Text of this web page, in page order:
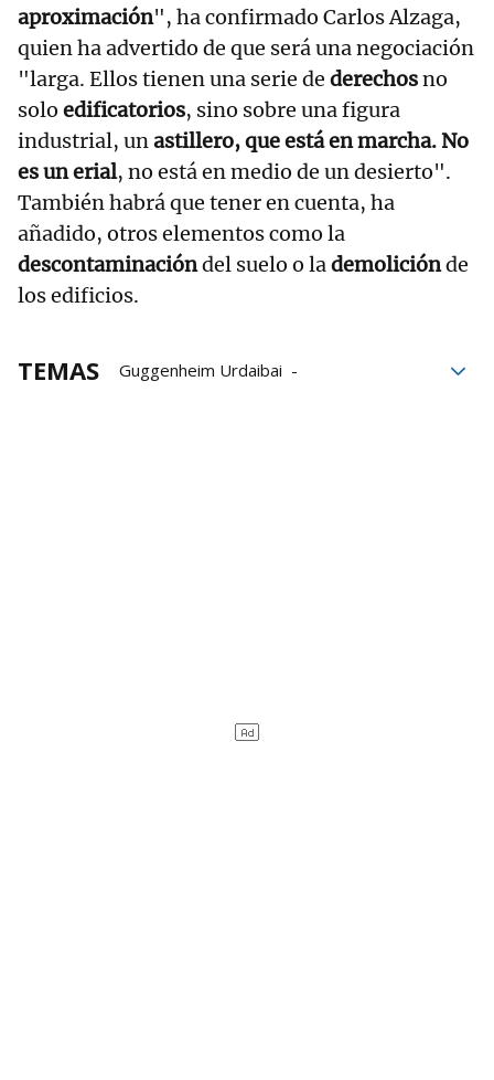
aproximación", ha confirmado Carlos Alzaga,
quien ha advertido de que será una negociación
"larga. Ellos tienen una serie de derechosno
solo edificatorios, sino sobre una figura
industrial, unastillero, que está en marcha. No
es un erial, no está en medio de un desierto".
También habrá que tener en cuenta, ha
añadido, otros elementos como la
descontaminacióndel suelo o lademoliciónde
los edificios.
TEMAS
Guggenheim Urdaibai